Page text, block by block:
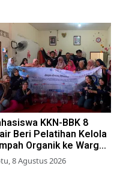
KKN-BBK 8
Beri Pelatihan Kelola
Organik ke Warga
Surabaya
8 Agustus 2026